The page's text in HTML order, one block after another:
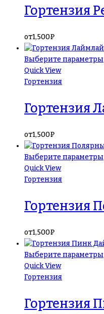
Гортензия
от1,500₽
Выберите параметры
Quick View
Гортензия
Гортензия
от1,500₽
Выберите параметры
Quick View
Гортензия
Гортензия
от1,500₽
Выберите параметры
Quick View
Гортензия
Гортензия